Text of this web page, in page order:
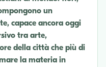
un
capace ancora oggi
tra arte,
della città che più di
la materia in